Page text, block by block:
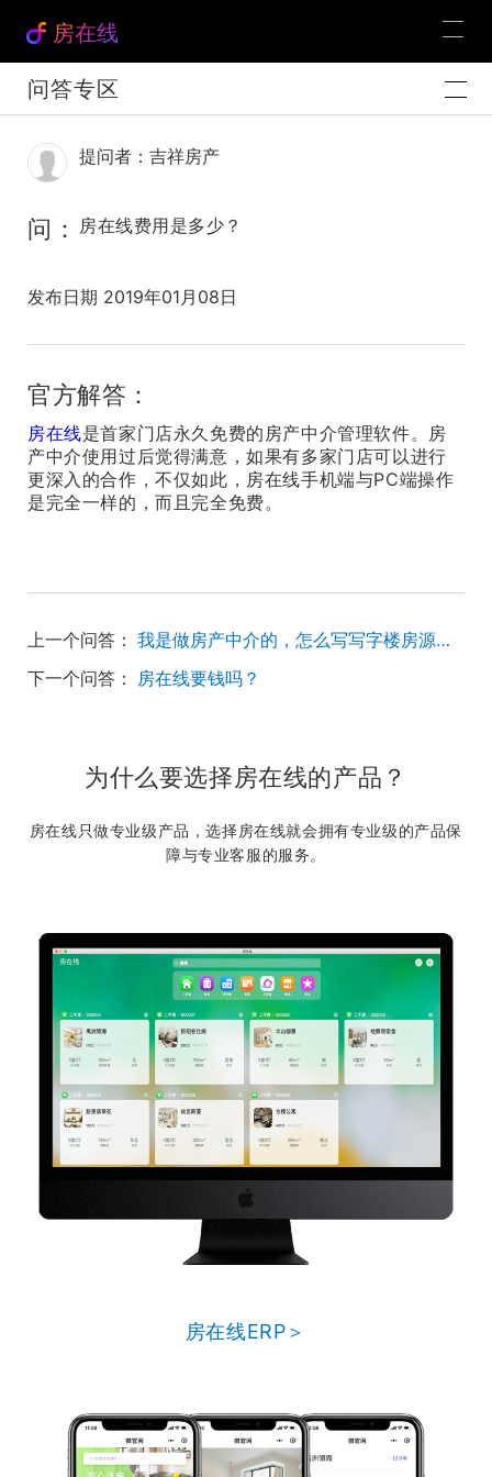
房在线
问答专区
提问者：吉祥房产
问： 房在线费用是多少？
发布日期 2019年01月08日
官方解答：
房在线是首家门店永久免费的房产中介管理软件。房
产中介使用过后觉得满意，如果有多家门店可以进行
更深入的合作，不仅如此，房在线手机端与PC端操作
是完全一样的，而且完全免费。
上一个问答：
我是做房产中介的，怎么写写字楼房源标题和描述的模板？
下一个问答： 房在线要钱吗？
为什么要选择房在线的产品？
房在线只做专业级产品，选择房在线就会拥有专业级的产品保
障与专业客服的服务。
房在线ERP＞